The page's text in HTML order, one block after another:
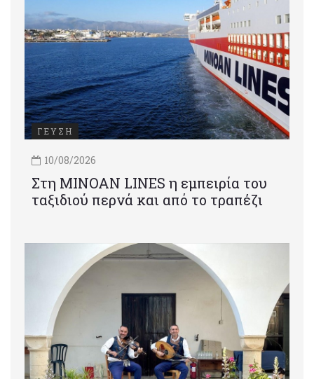
ΓΕΥΣΗ
10/08/2026
Στη MINOAN LINES η εμπειρία του
ταξιδιού περνά και από το τραπέζι